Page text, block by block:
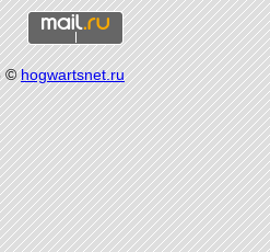
©hogwartsnet.ru